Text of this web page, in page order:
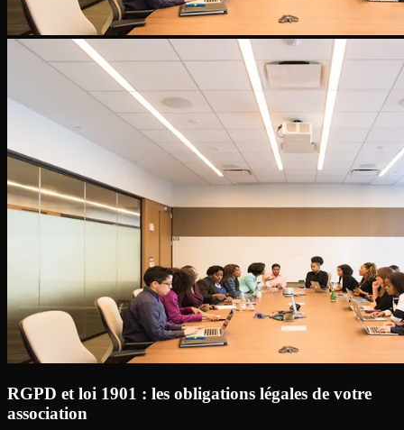
RGPD et loi 1901 : les obligations légales de votre
association